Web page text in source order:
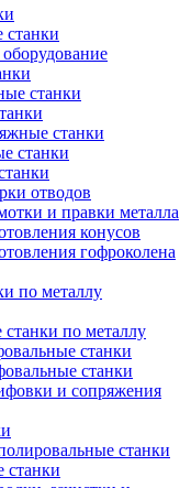
станки
станки
станки
станки
отводов
и правки металла
конусов
гофроколена
по металлу
по металлу
станки
станки
и сопряжения
станки
станки